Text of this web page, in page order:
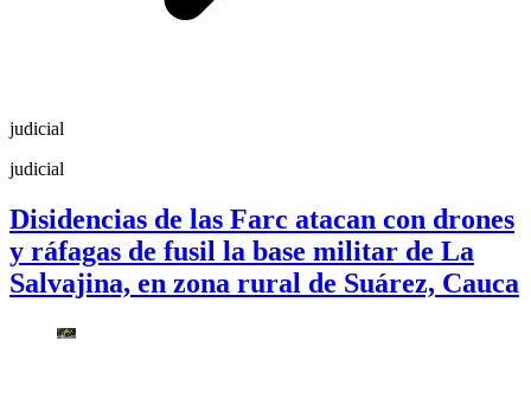
judicial
judicial
Disidencias de las Farc atacan con drones
y ráfagas de fusil la base militar de La
Salvajina, en zona rural de Suárez, Cauca